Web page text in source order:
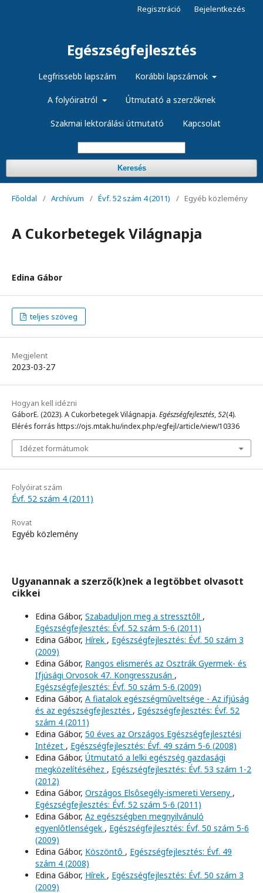
Egészségfejlesztés
Legfrissebb lapszám Korábbi lapszámok
A folyóiratról Útmutató a szerzőknek
Szakmai lektorálási útmutató Kapcsolat
Keresés
Regisztráció Bejelentkezés
Főoldal / Archívum / Évf. 52 szám 4 (2011) / Egyéb közlemény
A Cukorbetegek Világnapja
Edina Gábor
teljes szöveg
Megjelent
2023-03-27
Hogyan kell idézni
GáborE. (2023). A Cukorbetegek Világnapja. Egészségfejlesztés,52(4).
Elérés forrás https://ojs.mtak.hu/index.php/egfejl/article/view/10336
Idézet formátumok
Folyóirat szám
Évf. 52 szám 4 (2011)
Rovat
Egyéb közlemény
Ugyanannak a szerző(k)nek a legtöbbet olvasott
cikkei
Edina Gábor, Szabaduljon meg a stressztôl! ,
Egészségfejlesztés: Évf. 52 szám 5-6 (2011)
Edina Gábor, Hírek , Egészségfejlesztés: Évf. 50 szám 3
(2009)
Edina Gábor, Rangos elismerés az Osztrák Gyermek- és
Ifjúsági Orvosok 47. Kongresszusán ,
Egészségfejlesztés: Évf. 50 szám 5-6 (2009)
Edina Gábor, A fiatalok egészségmûveltsége - Az ifjúság
és az egészségfejlesztés , Egészségfejlesztés: Évf. 52
szám 4 (2011)
Edina Gábor, 50 éves az Országos Egészségfejlesztési
Intézet , Egészségfejlesztés: Évf. 49 szám 5-6 (2008)
Edina Gábor, Útmutató a lelki egészség gazdasági
megközelítéséhez , Egészségfejlesztés: Évf. 53 szám 1-2
(2012)
Edina Gábor, Országos Elsôsegély-ismereti Verseny ,
Egészségfejlesztés: Évf. 52 szám 5-6 (2011)
Edina Gábor, Az egészségben megnyilvánuló
egyenlôtlenségek , Egészségfejlesztés: Évf. 50 szám 5-6
(2009)
Edina Gábor, Köszöntô , Egészségfejlesztés: Évf. 49
szám 4 (2008)
Edina Gábor, Hírek , Egészségfejlesztés: Évf. 50 szám 3
(2009)